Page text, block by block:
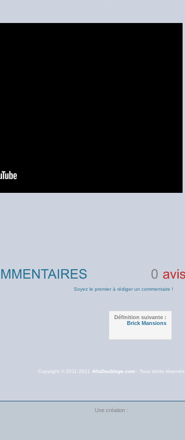
Soyez le premier à rédiger un commentaire !
Définition suivante :
Brick Mansions
Copyright © 2011-2021 AlloDoublage.com - Tous droits réservés
Une création :